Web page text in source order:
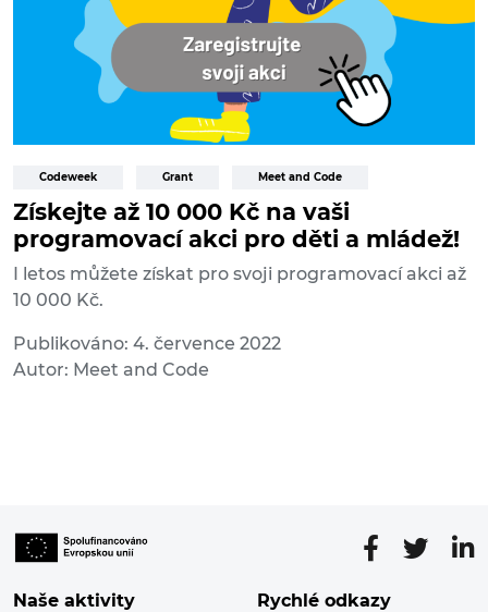
Codeweek Grant Meet and Code
Získejte až 10 000 Kč na vaši
programovací akci pro děti a mládež!
I letos můžete získat pro svoji programovací akci až
10 000 Kč.
Publikováno: 4. července 2022
Autor: Meet and Code
Naše aktivity Rychlé odkazy